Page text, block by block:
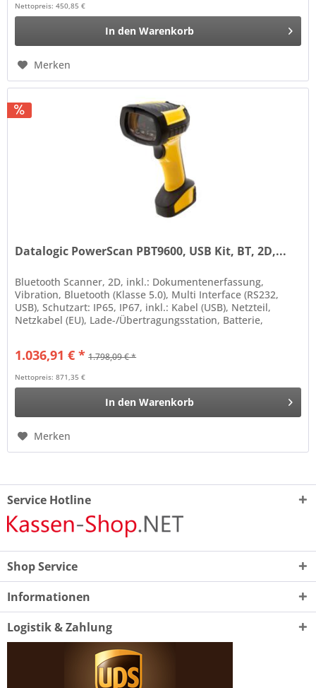
Nettopreis: 450,85 €
In den Warenkorb
Merken
Datalogic PowerScan PBT9600, USB Kit, BT, 2D,...
Bluetooth Scanner, 2D, inkl.: Dokumentenerfassung,
Vibration, Bluetooth (Klasse 5.0), Multi Interface (RS232,
USB), Schutzart: IP65, IP67, inkl.: Kabel (USB), Netzteil,
Netzkabel (EU), Lade-/Übertragungsstation, Batterie,
1.036,91 € * 1.798,09 € *
Nettopreis: 871,35 €
In den Warenkorb
Merken
Service Hotline
Shop Service
Informationen
Logistik & Zahlung